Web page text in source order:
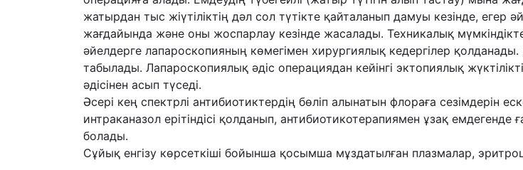
жатырдан тыс жіүтіліктің дәл сол түтікте қайталанып дамуы кезінде, егер
жағдайында және оны жоспарлау кезінде жасалады. Техникалық
әйелдерге лапароскопияның көмегімен хирургиялық кедергілер
табылады. Лапароскопиялық әдіс операциядан кейінгі эктопиялық
әдісінен асып түседі.
Әсері кең спектрлі антибиотиктердің бөліп алынатын флораға сезімдерін
интраканазол ерітіндісі қолданып, антибиотикотерапиямен ұзақ
болады.
Сұйық енгізу көрсеткіші бойынша қосымша мұздатылған плазмалар,